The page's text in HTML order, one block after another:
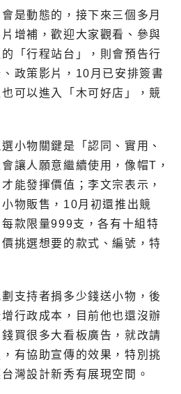
是動態的，接下來三個多月
增補，歡迎大家觀看、參與
的「行程站台」，則會預告行
政策影片，10月已安排簽書
可以進入「木可好店」，競
小物關鍵是「認同、實用、
讓人願意繼續使用，像帽T，
能發揮價值；李文宗表示，
物販售，10月初還推出競
款限量999支，各有十組特
挑選想要的款式、編號，特
支持者捐多少錢送小物，後
行政成本，目前他也還沒辦
買很多大看板廣告，就改請
有協助宣傳的效果，特別挑
灣設計新秀有展現空間。